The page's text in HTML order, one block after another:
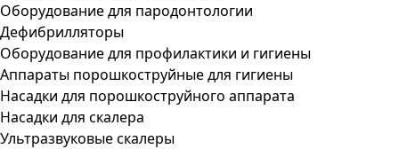
Оборудование для пародонтологии
Дефибрилляторы
Оборудование для профилактики и гигиены
Аппараты порошкоструйные для гигиены
Насадки для порошкоструйного аппарата
Насадки для скалера
Ультразвуковые скалеры